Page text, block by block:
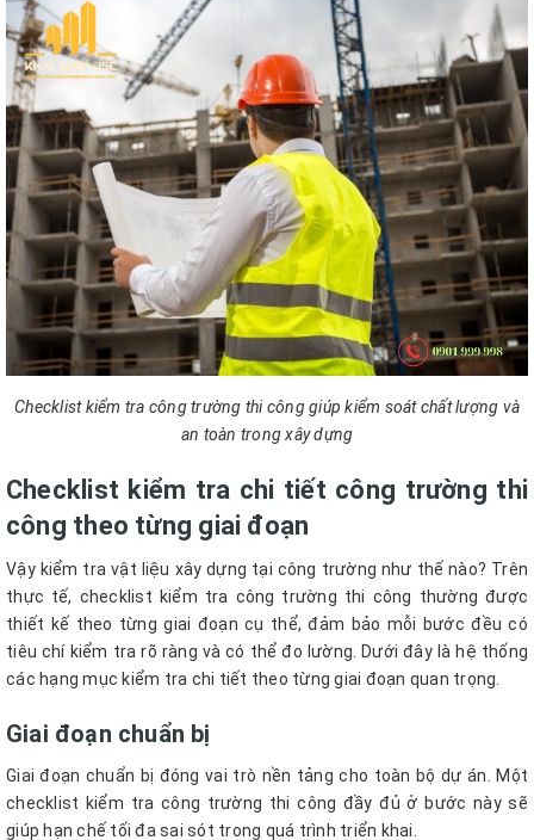
Checklist kiểm tra công trường thi công giúp kiểm soát chất lượng và
an toàn trong xây dựng
Checklist kiểm tra chi tiết công trường thi
công theo từng giai đoạn
Vậy kiểm tra vật liệu xây dựng tại công trường như thế nào? Trên
thực tế, checklist kiểm tra công trường thi công thường được
thiết kế theo từng giai đoạn cụ thể, đảm bảo mỗi bước đều có
tiêu chí kiểm tra rõ ràng và có thể đo lường. Dưới đây là hệ thống
các hạng mục kiểm tra chi tiết theo từng giai đoạn quan trọng.
Giai đoạn chuẩn bị
Giai đoạn chuẩn bị đóng vai trò nền tảng cho toàn bộ dự án. Một
checklist kiểm tra công trường thi công đầy đủ ở bước này sẽ
giúp hạn chế tối đa sai sót trong quá trình triển khai.